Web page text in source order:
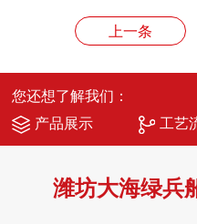
上一条
您还想了解我们：
产品展示
工艺
潍坊大海绿兵